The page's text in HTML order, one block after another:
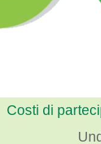
Costi di